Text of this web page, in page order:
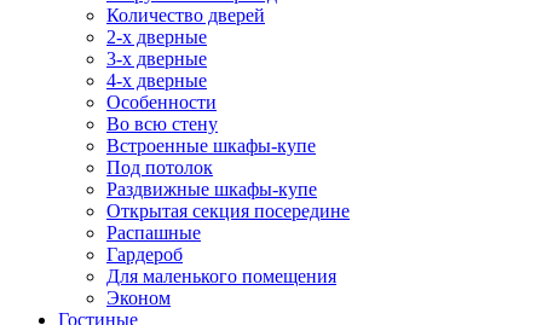
Количество дверей
2-х дверные
3-х дверные
4-х дверные
Особенности
Во всю стену
Встроенные шкафы-купе
Под потолок
Раздвижные шкафы-купе
Открытая секция посередине
Распашные
Гардероб
Для маленького помещения
Эконом
Гостиные